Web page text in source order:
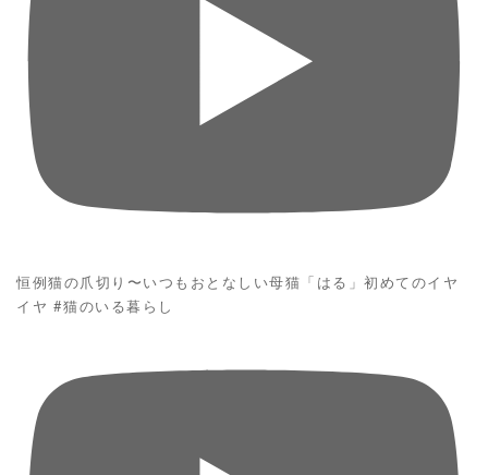
恒例猫の爪切り〜いつもおとなしい母猫「はる」初めてのイヤ
イヤ #猫のいる暮らし